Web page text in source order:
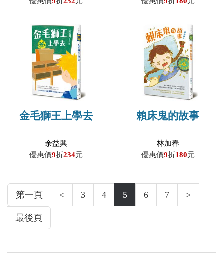
金毛獅王上學去
余益興
優惠價9折234元
賴床鬼的故事
林加春
優惠價9折180元
第一頁 < 3 4 5 6 7 >
最後頁